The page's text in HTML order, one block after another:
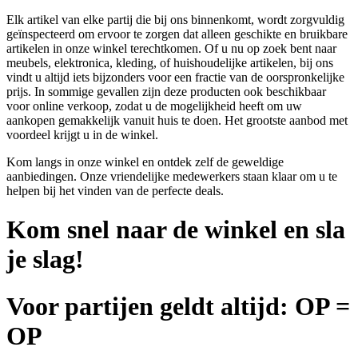
Elk artikel van elke partij die bij ons binnenkomt, wordt zorgvuldig
geïnspecteerd om ervoor te zorgen dat alleen geschikte en bruikbare
artikelen in onze winkel terechtkomen. Of u nu op zoek bent naar
meubels, elektronica, kleding, of huishoudelijke artikelen, bij ons
vindt u altijd iets bijzonders voor een fractie van de oorspronkelijke
prijs. In sommige gevallen zijn deze producten ook beschikbaar
voor online verkoop, zodat u de mogelijkheid heeft om uw
aankopen gemakkelijk vanuit huis te doen. Het grootste aanbod met
voordeel krijgt u in de winkel.
Kom langs in onze winkel en ontdek zelf de geweldige
aanbiedingen. Onze vriendelijke medewerkers staan klaar om u te
helpen bij het vinden van de perfecte deals.
Kom snel naar de winkel en sla
je slag!
Voor partijen geldt altijd: OP =
OP